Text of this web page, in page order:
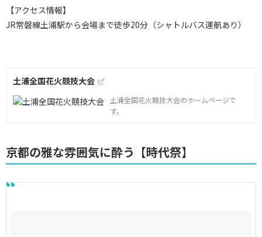
【アクセス情報】
JR常磐線土浦駅から会場まで徒歩20分（シャトルバス運航あり）
土浦全国花火競技大会
土浦全国花火競技大会のホームページで
す。
京都の雅な雰囲気に酔う【時代祭】